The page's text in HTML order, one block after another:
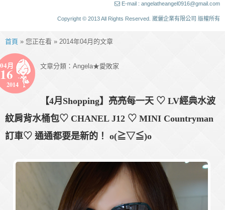
E-mail : angelatheangel0916@gmail.com
Copyright © 2013 All Rights Reserved. 崴儷企業有限公司 版權所有
首頁 » 您正在看 » 2014年04月的文章
04月
16
2014
文章分類： Angela★愛敗家
【4月Shopping】亮亮每一天 ♡ LV經典水波
紋肩背水桶包♡ CHANEL J12 ♡ MINI Countryman
訂車♡ 通通都要是新的！ o(≧▽≦)o